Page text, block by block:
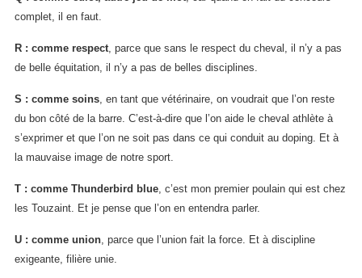
complet, il en faut.
R : comme respect, parce que sans le respect du cheval, il n’y a pas
de belle équitation, il n’y a pas de belles disciplines.
S : comme soins, en tant que vétérinaire, on voudrait que l’on reste
du bon côté de la barre. C’est-à-dire que l’on aide le cheval athlète à
s’exprimer et que l’on ne soit pas dans ce qui conduit au doping. Et à
la mauvaise image de notre sport.
T : comme Thunderbird blue, c’est mon premier poulain qui est chez
les Touzaint. Et je pense que l’on en entendra parler.
U : comme union, parce que l’union fait la force. Et à discipline
exigeante, filière unie.